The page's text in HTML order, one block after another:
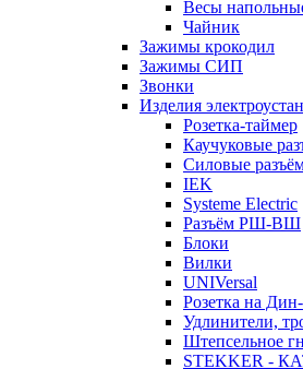
Весы
Чайник
Зажимы крокодил
Зажимы СИП
Звонки
Изделия
Розетка-таймер
Каучуковые
Силовые
IEK
Systeme Electric
Разъём РШ-ВШ
Блоки
Вилки
UNIVersal
Розетка на
Удлинители,
Штепсельное
STEKKER -